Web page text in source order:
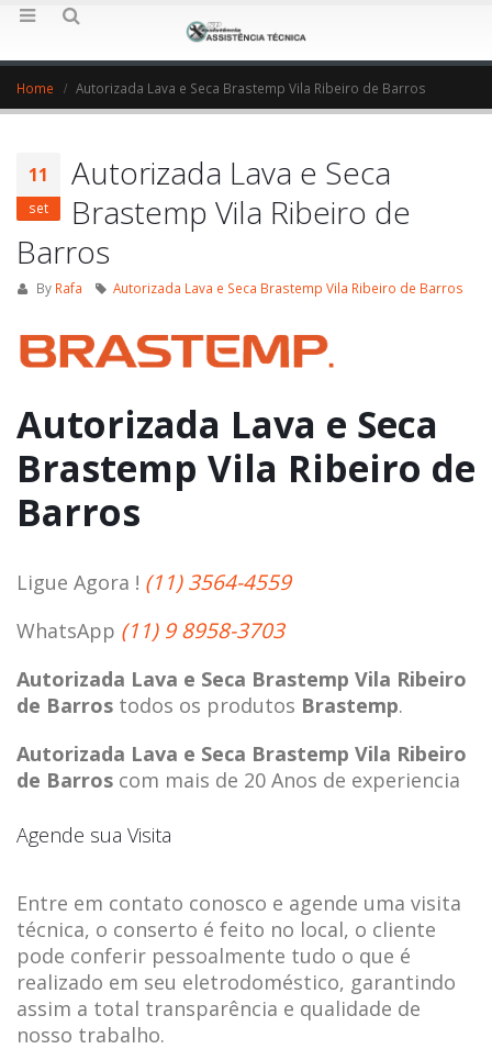
Home Autorizada Lava e Seca Brastemp Vila Ribeiro de Barros
11
set
Autorizada Lava e Seca
Brastemp Vila Ribeiro de
Barros
By Rafa Autorizada Lava e Seca Brastemp Vila Ribeiro de Barros
Autorizada Lava e Seca
Brastemp Vila Ribeiro de
Barros
Ligue Agora ! (11) 3564-4559
WhatsApp (11) 9 8958-3703
Autorizada Lava e Seca Brastemp Vila Ribeiro
de Barros todos os produtos Brastemp.
Autorizada Lava e Seca Brastemp Vila Ribeiro
de Barros com mais de 20 Anos de experiencia
Agende sua Visita
Entre em contato conosco e agende uma visita
técnica, o conserto é feito no local, o cliente
pode conferir pessoalmente tudo o que é
realizado em seu eletrodoméstico, garantindo
assim a total transparência e qualidade de
nosso trabalho.